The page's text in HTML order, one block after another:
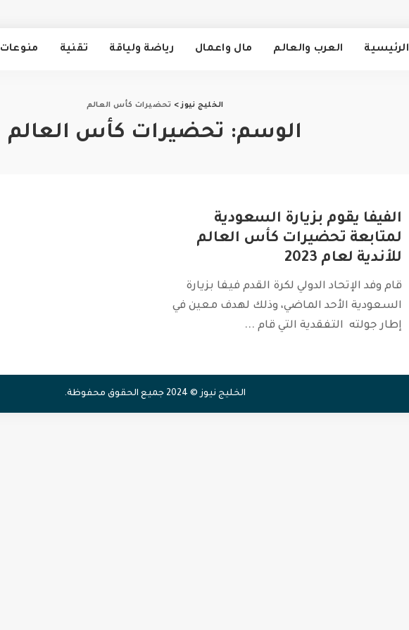
الرئيسية العرب والعالم مال واعمال رياضة ولياقة تقنية منوعات
الخليج نيوز> تحضيرات كأس العالم
الوسم: تحضيرات كأس العالم
الفيفا يقوم بزيارة السعودية
لمتابعة تحضيرات كأس العالم
للأندية لعام 2023
قام وفد الإتحاد الدولي لكرة القدم فيفا بزيارة
السعودية الأحد الماضي، وذلك لهدف معين في
إطار جولته التفقدية التي قام ...
الخليج نيوز © 2024 جميع الحقوق محفوظة.